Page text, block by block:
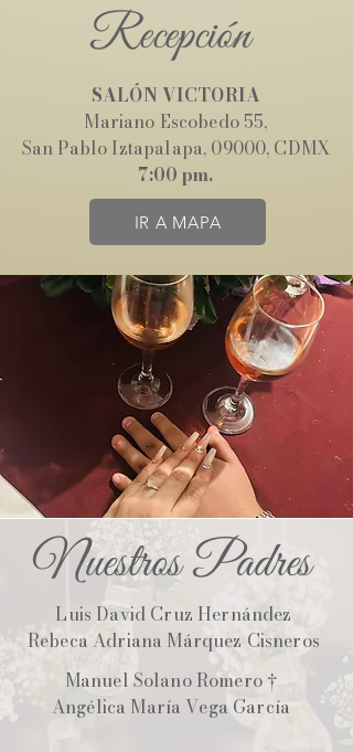
Recepción
SALÓN VICTORIA
Mariano Escobedo 55,
San Pablo Iztapalapa, 09000, CDMX
7:00 pm.
IR A MAPA
Nuestros Padres
Luis David Cruz Hernández
Rebeca Adriana Márquez Cisneros
Manuel Solano Romero †
Angélica María Vega García